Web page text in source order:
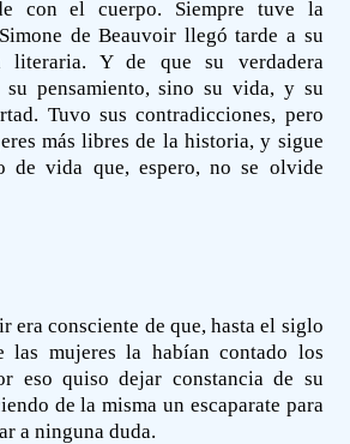
con el cuerpo. Siempre tuve la
de Beauvoir llegó tarde a su
literaria. Y de que su verdadera
pensamiento, sino su vida, y su
Tuvo sus contradicciones, pero
más libres de la historia, y sigue
de vida que, espero, no se olvide
era consciente de que, hasta el siglo
mujeres la habían contado los
eso quiso dejar constancia de su
de la misma un escaparate para
a ninguna duda.